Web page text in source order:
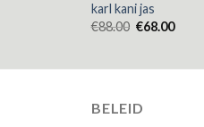
karl kani jas
€88.00 €68.00
BELEID